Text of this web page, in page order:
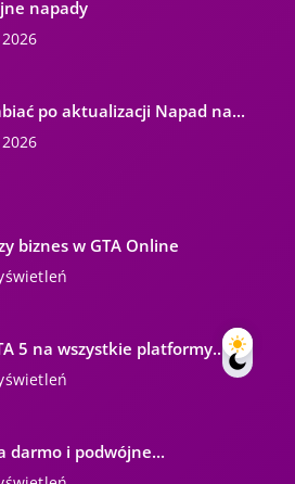
napady
po aktualizacji Napad na...
biznes w GTA Online
5 na wszystkie platformy...
darmo i podwójne...